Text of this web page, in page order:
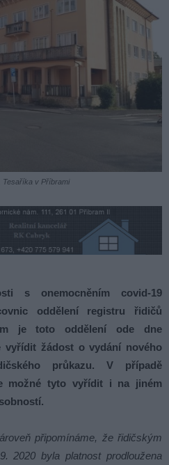
Tesaříka v Příbrami
s onemocněním covid-19
oddělení registru řidičů
je toto oddělení ode dne
vyřídit žádost o vydání nového
průkazu. V případě
možné tyto vyřídit i na jiném
připomínáme, že řidičským
2020 byla platnost prodloužena